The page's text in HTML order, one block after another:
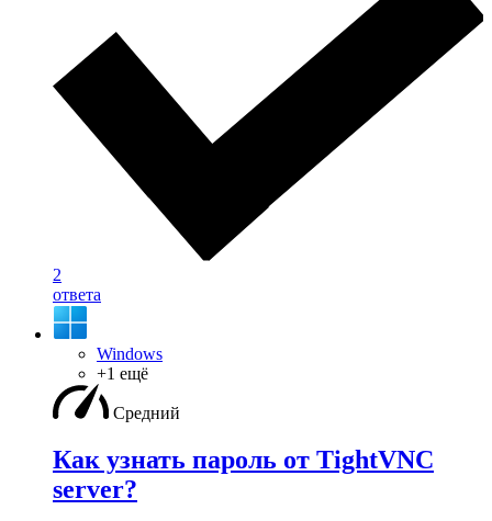
2
ответа
Windows
+1 ещё
Средний
Как узнать пароль от TightVNC
server?